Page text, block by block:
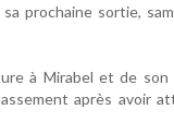
prochaine sortie,
à Mirabel et de son
après avoir